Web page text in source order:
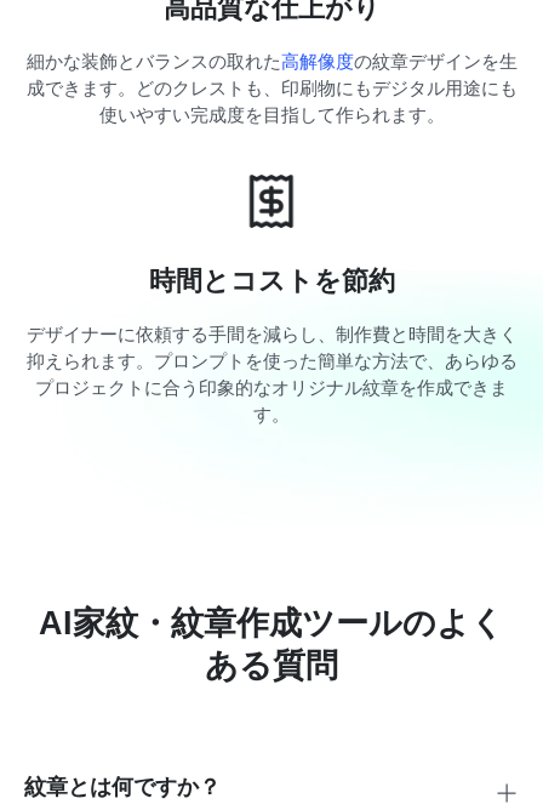
高品質な仕上がり
細かな装飾とバランスの取れた高解像度の紋章デザインを生
成できます。どのクレストも、印刷物にもデジタル用途にも
使いやすい完成度を目指して作られます。
時間とコストを節約
デザイナーに依頼する手間を減らし、制作費と時間を大きく
抑えられます。プロンプトを使った簡単な方法で、あらゆる
プロジェクトに合う印象的なオリジナル紋章を作成できま
す。
AI家紋・紋章作成ツールのよく
ある質問
紋章とは何ですか？